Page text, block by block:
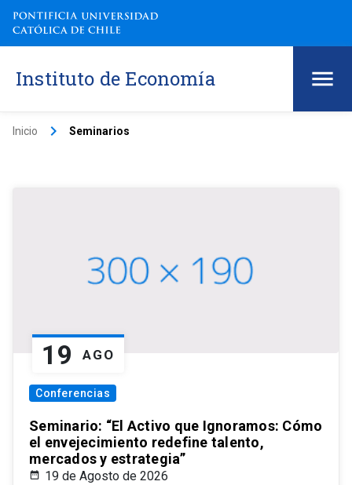
Instituto de Economía
Inicio keyboard_arrow_right Seminarios
19 AGO
Conferencias
Seminario: “El Activo que Ignoramos: Cómo
el envejecimiento redefine talento,
mercados y estrategia”
19 de Agosto de 2026